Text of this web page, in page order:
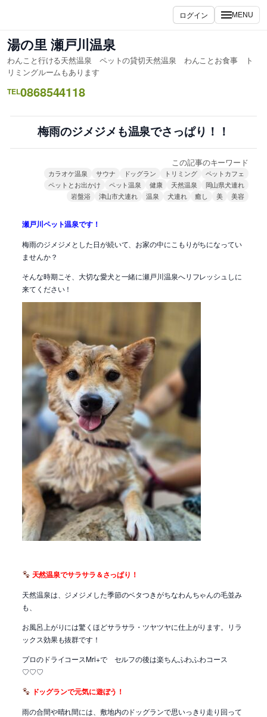
を
ス
キ
ッ
プ
ログイン MENU
湯の里 瀬戸川温泉
わんこと行ける天然温泉 ペットの貸切天然温泉 わんことお食事 ト
リミングルームもあります
TEL0868544118
梅雨のジメジメも温泉でさっぱり！！
この記事のキーワード
カラオケ温泉 サウナ ドッグラン トリミング
ペットカフェ
ペットとお出かけ
ペット温泉 健康 天然温泉
岡山県犬連れ
岩盤浴
津山市犬連れ 温泉 犬連れ 癒し 美 美容
瀬戸川ペット温泉です！
梅雨のジメジメとした日が続いて、お家の中にこもりがちになってい
ませんか？
そんな時期こそ、大切な愛犬と一緒に瀬戸川温泉へリフレッシュしに
来てください！
天然温泉でサラサラ＆さっぱり！
天然温泉は、ジメジメした季節のベタつきがちなわんちゃんの毛並み
も、
お風呂上がりには驚くほどサラサラ・ツヤツヤに仕上がります。リラ
ックス効果も抜群です！
プロのドライコースMri+で セルフの後は楽ちんふわふわコース
♡♡♡
ドッグランで元気に遊ぼう！
雨の合間や晴れ間には、敷地内のドッグランで思いっきり走り回って